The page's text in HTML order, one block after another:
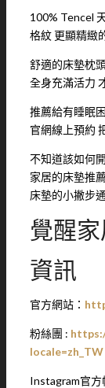
100% Tencel
格紋 更顯精緻
舒適的床墊枕
全身充滿活力
推薦給有睡眠
官網線上預約
不知道該如何
家居的床墊推
床墊的小撇步
覺醒
資訊
官方網站：
粉絲團 :
locale=zh_TW
Instagram官方